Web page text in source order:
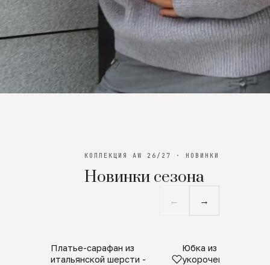
КОЛЛЕКЦИЯ AW 26/27 · НОВИНКИ
Новинки сезона
← →
SALE
Платье-сарафан из
итальянской шерсти -
ПРЕДЗАКАЗ
Юбка из
укороченная с